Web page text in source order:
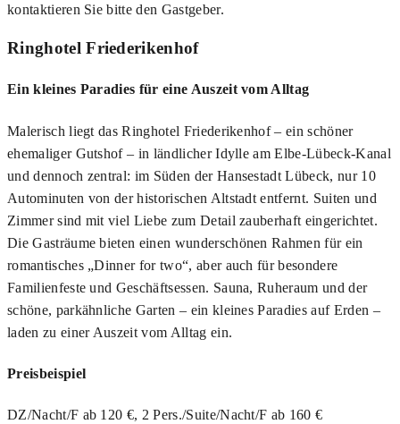
kontaktieren Sie bitte den Gastgeber.
Ringhotel Friederikenhof
Ein kleines Paradies für eine Auszeit vom Alltag
Malerisch liegt das Ringhotel Friederikenhof – ein schöner
ehemaliger Gutshof – in ländlicher Idylle am Elbe-Lübeck-Kanal
und dennoch zentral: im Süden der Hansestadt Lübeck, nur 10
Autominuten von der historischen Altstadt entfernt. Suiten und
Zimmer sind mit viel Liebe zum Detail zauberhaft eingerichtet.
Die Gasträume bieten einen wunderschönen Rahmen für ein
romantisches „Dinner for two“, aber auch für besondere
Familienfeste und Geschäftsessen. Sauna, Ruheraum und der
schöne, parkähnliche Garten – ein kleines Paradies auf Erden –
laden zu einer Auszeit vom Alltag ein.
Preisbeispiel
DZ/Nacht/F ab 120 €, 2 Pers./Suite/Nacht/F ab 160 €